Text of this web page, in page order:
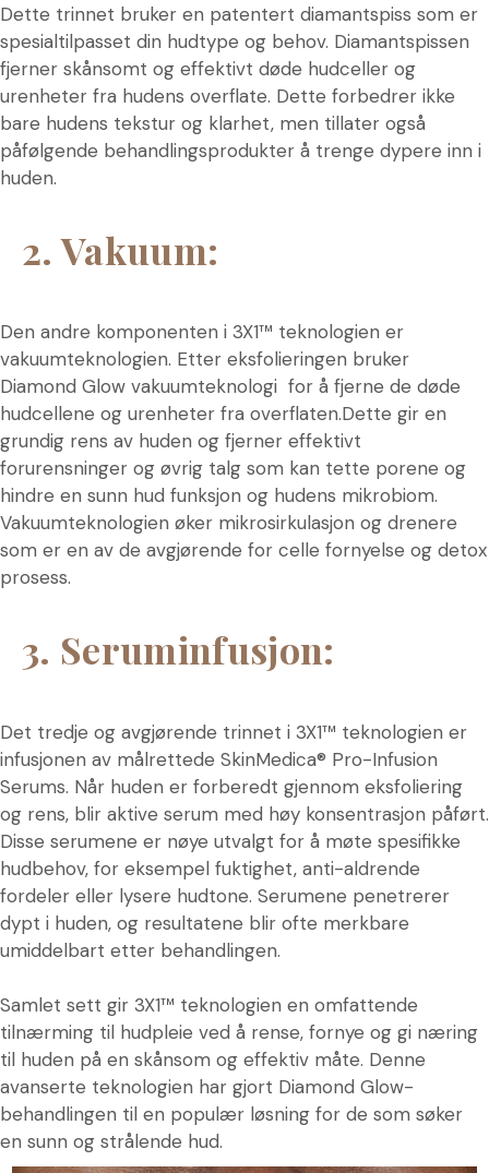
Dette trinnet bruker en patentert diamantspiss som er
spesialtilpasset din hudtype og behov. Diamantspissen
fjerner skånsomt og effektivt døde hudceller og
urenheter fra hudens overflate. Dette forbedrer ikke
bare hudens tekstur og klarhet, men tillater også
påfølgende behandlingsprodukter å trenge dypere inn i
huden.
2. Vakuum:
Den andre komponenten i 3X1™ teknologien er
vakuumteknologien. Etter eksfolieringen bruker
Diamond Glow vakuumteknologi for å fjerne de døde
hudcellene og urenheter fra overflaten.Dette gir en
grundig rens av huden og fjerner effektivt
forurensninger og øvrig talg som kan tette porene og
hindre en sunn hud funksjon og hudens mikrobiom.
Vakuumteknologien øker mikrosirkulasjon og drenere
som er en av de avgjørende for celle fornyelse og detox
prosess.
3. Seruminfusjon:
Det tredje og avgjørende trinnet i 3X1™ teknologien er
infusjonen av målrettede SkinMedica® Pro-Infusion
Serums. Når huden er forberedt gjennom eksfoliering
og rens, blir aktive serum med høy konsentrasjon påført.
Disse serumene er nøye utvalgt for å møte spesifikke
hudbehov, for eksempel fuktighet, anti-aldrende
fordeler eller lysere hudtone. Serumene penetrerer
dypt i huden, og resultatene blir ofte merkbare
umiddelbart etter behandlingen.
Samlet sett gir 3X1™ teknologien en omfattende
tilnærming til hudpleie ved å rense, fornye og gi næring
til huden på en skånsom og effektiv måte. Denne
avanserte teknologien har gjort Diamond Glow-
behandlingen til en populær løsning for de som søker
en sunn og strålende hud.